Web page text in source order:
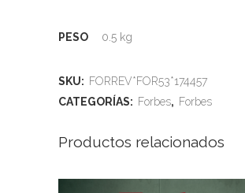
PESO 0.5 kg
SKU: FORREV*FOR53*174457
CATEGORÍAS: Forbes, Forbes
Productos relacionados